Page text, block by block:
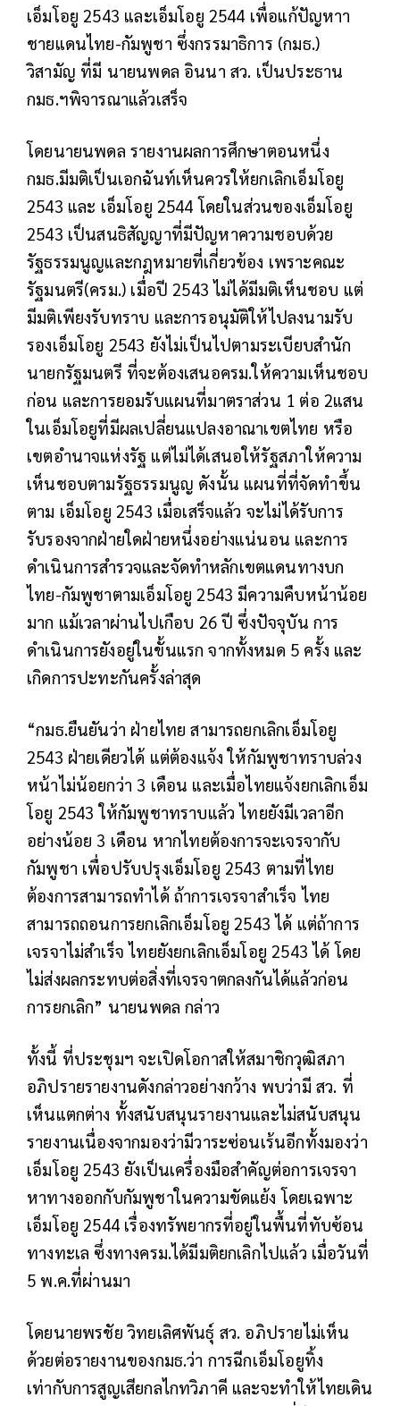
เอ็มโอยู 2543 และเอ็มโอยู 2544 เพื่อแก้ปัญหาา
ชายแดนไทย-กัมพูชา ซึ่งกรรมาธิการ (กมธ.)
วิสามัญ ที่มี นายนพดล อินนา สว. เป็นประธาน
กมธ.ฯพิจารณาแล้วเสร็จ
โดยนายนพดล รายงานผลการศึกษาตอนหนึ่ง
กมธ.มีมติเป็นเอกฉันท์เห็นควรให้ยกเลิกเอ็มโอยู
2543 และ เอ็มโอยู 2544 โดยในส่วนของเอ็มโอยู
2543 เป็นสนธิสัญญาที่มีปัญหาความชอบด้วย
รัฐธรรมนูญและกฎหมายที่เกี่ยวข้อง เพราะคณะ
รัฐมนตรี(ครม.) เมื่อปี 2543 ไม่ได้มีมติเห็นชอบ แต่
มีมติเพียงรับทราบ และการอนุมัติให้ไปลงนามรับ
รองเอ็มโอยู 2543 ยังไม่เป็นไปตามระเบียบสำนัก
นายกรัฐมนตรี ที่จะต้องเสนอครม.ให้ความเห็นชอบ
ก่อน และการยอมรับแผนที่มาตราส่วน 1 ต่อ 2แสน
ในเอ็มโอยูที่มีผลเปลี่ยนแปลงอาณาเขตไทย หรือ
เขตอำนาจแห่งรัฐ แต่ไม่ได้เสนอให้รัฐสภาให้ความ
เห็นชอบตามรัฐธรรมนูญ ดังนั้น แผนที่ที่จัดทำขึ้น
ตาม เอ็มโอยู 2543 เมื่อเสร็จแล้ว จะไม่ได้รับการ
รับรองจากฝ่ายใดฝ่ายหนึ่งอย่างแน่นอน และการ
ดำเนินการสำรวจและจัดทำหลักเขตแดนทางบก
ไทย-กัมพูชาตามเอ็มโอยู 2543 มีความคืบหน้าน้อย
มาก แม้เวลาผ่านไปเกือบ 26 ปี ซึ่งปัจจุบัน การ
ดำเนินการยังอยู่ในขั้นแรก จากทั้งหมด 5 ครั้ง และ
เกิดการปะทะกันครั้งล่าสุด
“กมธ.ยืนยันว่า ฝ่ายไทย สามารถยกเลิกเอ็มโอยู
2543 ฝ่ายเดียวได้ แต่ต้องแจ้ง ให้กัมพูชาทราบล่วง
หน้าไม่น้อยกว่า 3 เดือน และเมื่อไทยแจ้งยกเลิกเอ็ม
โอยู 2543 ให้กัมพูชาทราบแล้ว ไทยยังมีเวลาอีก
อย่างน้อย 3 เดือน หากไทยต้องการจะเจรจากับ
กัมพูชา เพื่อปรับปรุงเอ็มโอยู 2543 ตามที่ไทย
ต้องการสามารถทำได้ ถ้าการเจรจาสำเร็จ ไทย
สามารถถอนการยกเลิกเอ็มโอยู 2543 ได้ แต่ถ้าการ
เจรจาไม่สำเร็จ ไทยยังยกเลิกเอ็มโอยู 2543 ได้ โดย
ไม่ส่งผลกระทบต่อสิ่งที่เจรจาตกลงกันได้แล้วก่อน
การยกเลิก” นายนพดล กล่าว
ทั้งนี้ ที่ประชุมฯ จะเปิดโอกาสให้สมาชิกวุฒิสภา
อภิปรายรายงานดังกล่าวอย่างกว้าง พบว่ามี สว. ที่
เห็นแตกต่าง ทั้งสนับสนุนรายงานและไม่สนับสนุน
รายงานเนื่องจากมองว่ามีวาระซ่อนเร้นอีกทั้งมองว่า
เอ็มโอยู 2543 ยังเป็นเครื่องมือสำคัญต่อการเจรจา
หาทางออกกับกัมพูชาในความขัดแย้ง โดยเฉพาะ
เอ็มโอยู 2544 เรื่องทรัพยากรที่อยู่ในพื้นที่ทับซ้อน
ทางทะเล ซึ่งทางครม.ได้มีมติยกเลิกไปแล้ว เมื่อวันที่
5 พ.ค.ที่ผ่านมา
โดยนายพรชัย วิทยเลิศพันธุ์ สว. อภิปรายไม่เห็น
ด้วยต่อรายงานของกมธ.ว่า การฉีกเอ็มโอยูทิ้ง
เท่ากับการสูญเสียกลไกทวิภาคี และจะทำให้ไทยเดิน